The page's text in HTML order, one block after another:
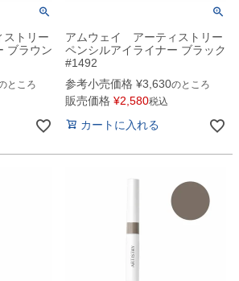
トリー
ブラウン
ところ
アムウェイ アーティストリー
ペンシルアイライナー ブラック
#1492
参考小売価格 ¥3,630のところ
販売価格 ¥2,580税込
カートに入れる